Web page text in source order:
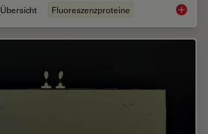
Übersicht Fluoreszenzproteine